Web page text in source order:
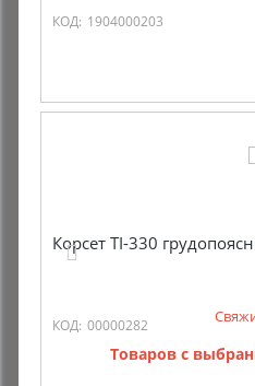
КОД: 1904000203
Корсет TI-330
КОД: 00000282
Товаров с